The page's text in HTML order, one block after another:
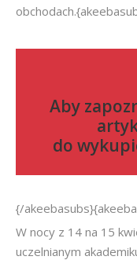
Aby
do
{/
W nocy z 14 na 15
uczelnianym